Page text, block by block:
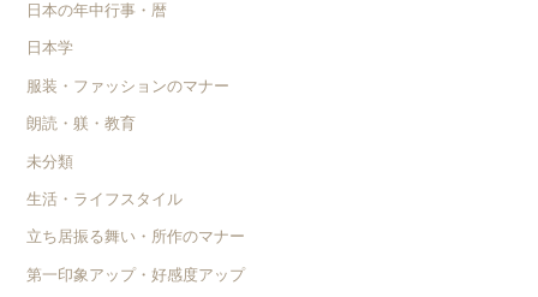
日本の年中行事・暦
日本学
服装・ファッションのマナー
朗読・躾・教育
未分類
生活・ライフスタイル
立ち居振る舞い・所作のマナー
第一印象アップ・好感度アップ